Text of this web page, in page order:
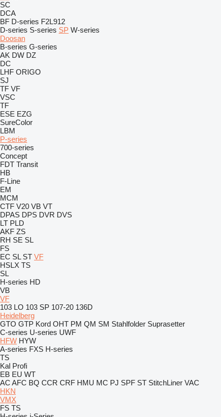
SC
DCA
BF D-series F2L912
D-series S-series SP W-series
Doosan
B-series G-series
AK DW DZ
DC
LHF ORIGO
SJ
TF VF
VSC
TF
ESE EZG
SureColor
LBM
P-series
700-series
Concept
FDT Transit
HB
F-Line
EM
MCM
CTF V20 VB VT
DPAS DPS DVR DVS
LT PLD
AKF ZS
RH SE SL
FS
EC SL ST VF
HSLX TS
SL
H-series HD
VB
VF
103 LO 103 SP 107-20 136D
Heidelberg
GTO GTP Kord OHT PM QM SM Stahlfolder Suprasetter
C-series U-series UWF
HFW HYW
A-series FXS H-series
TS
Kal Profi
EB EU WT
AC AFC BQ CCR CRF HMU MC PJ SPF ST StitchLiner VAC
HKN
VMX
FS TS